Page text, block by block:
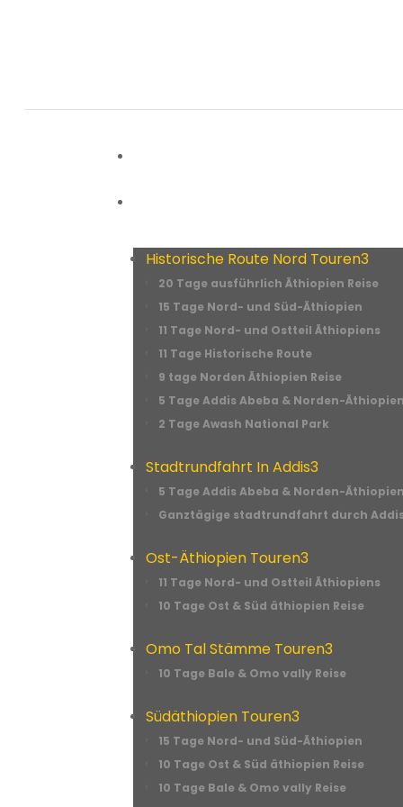
Historische Route Nord Touren3
20 Tage ausführlich Äthiopien Reise
15 Tage Nord- und Süd-Äthiopien
11 Tage Nord- und Ostteil Äthiopiens
11 Tage Historische Route
9 tage Norden Äthiopien Reise
5 Tage Addis Abeba & Norden-
2 Tage Awash National Park
Stadtrundfahrt In Addis3
5 Tage Addis Abeba & Norden-
Ganztägige stadtrundfahrt durch
Ost-Äthiopien Touren3
11 Tage Nord- und Ostteil Äthiopiens
10 Tage Ost & Süd äthiopien Reise
Omo Tal Stämme Touren3
10 Tage Bale & Omo vally Reise
Südäthiopien Touren3
15 Tage Nord- und Süd-Äthiopien
10 Tage Ost & Süd äthiopien Reise
10 Tage Bale & Omo vally Reise